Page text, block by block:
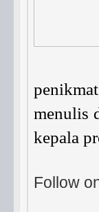
menulis
kepala
Follow